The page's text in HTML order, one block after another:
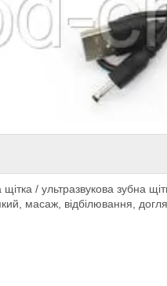
/ ультразвукова зубна
масаж, відбілювання,